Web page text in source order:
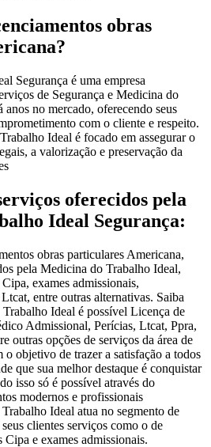
obras
Segurança é uma empresa
de Segurança e Medicina do
anos no mercado, oferecendo seus
com o cliente e respeito.
Ideal é focado em assegurar o
a valorização e preservação da
oferecidos pela
Ideal Segurança:
obras particulares Americana,
pela Medicina do Trabalho Ideal,
exames admissionais,
entre outras alternativas. Saiba
Ideal é possível Licença de
Admissional, Perícias, Ltcat, Ppra,
outras opções de serviços da área de
o objetivo de trazer a satisfação a todos
que sua melhor destaque é conquistar
isso só é possível através do
modernos e profissionais
Ideal atua no segmento de
clientes serviços como o de
e exames admissionais.